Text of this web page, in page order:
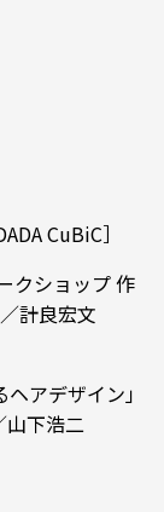
CuBiC］
ショップ ――作
計良宏文
アデザイン」
下浩二